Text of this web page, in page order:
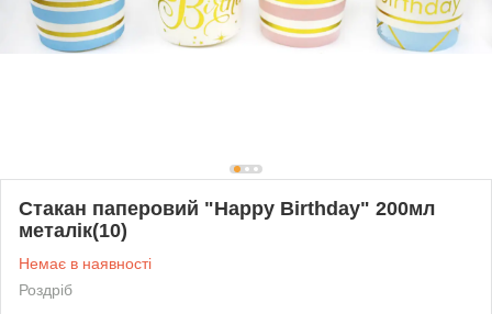
Стакан паперовий "Happy Birthday" 200мл
металік(10)
Немає в наявності
Роздріб